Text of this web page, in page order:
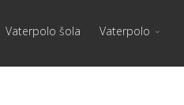
Vaterpolo šola Vaterpolo